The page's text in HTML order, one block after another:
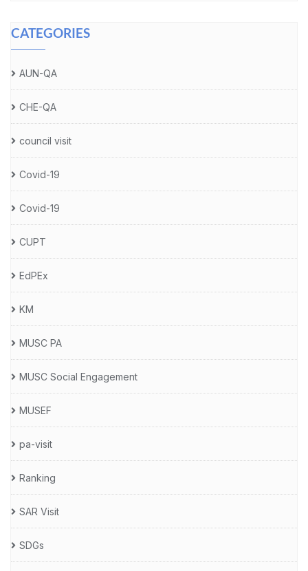
CATEGORIES
AUN-QA
CHE-QA
council visit
Covid-19
Covid-19
CUPT
EdPEx
KM
MUSC PA
MUSC Social Engagement
MUSEF
pa-visit
Ranking
SAR Visit
SDGs